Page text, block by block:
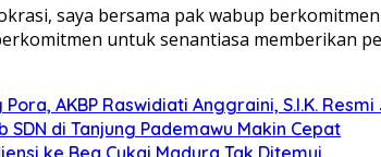
saya bersama pak wabup
untuk senantiasa memberikan
AKBP Raswidiati Anggraini, S.I.K.
SDN di Tanjung Pademawu Makin Cepat
ke Bea Cukai Madura Tak Ditemui